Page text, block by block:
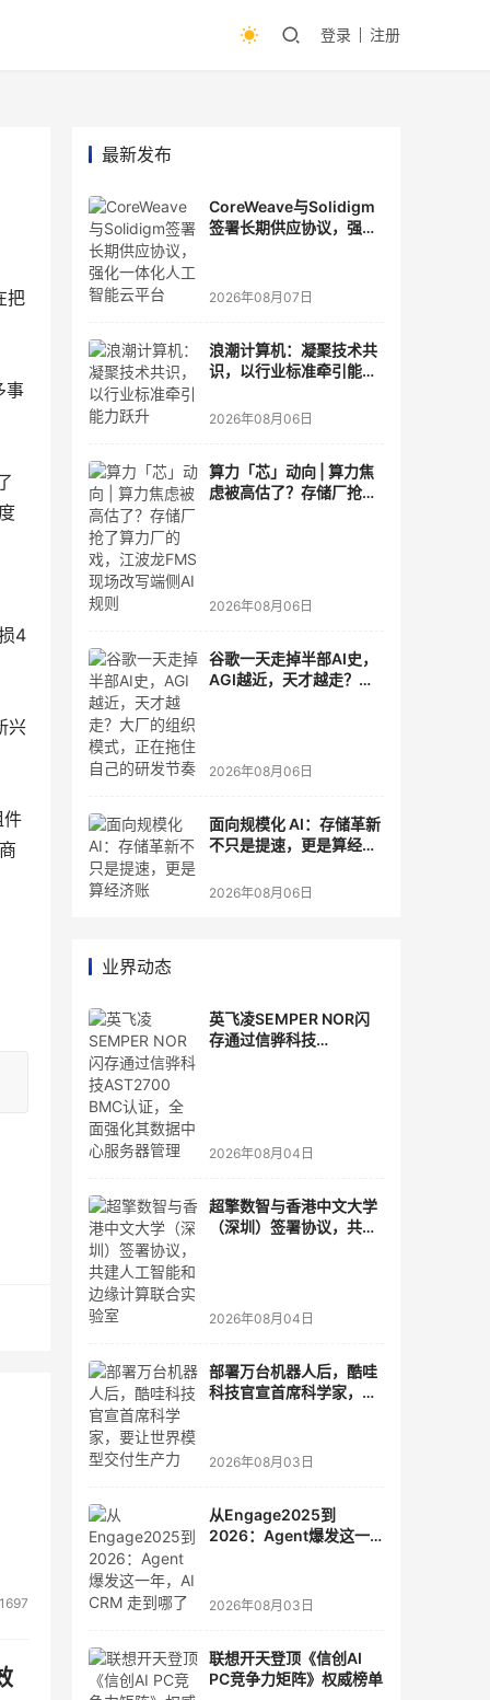
登录 注册
把
事
4
兴
件
1697
最新发布
CoreWeave与Solidigm
签署长期供应协议，强化
2026年08月07日
浪潮计算机：凝聚技术共
识，以行业标准牵引能力
2026年08月06日
算力「芯」动向 | 算力焦
虑被高估了？存储厂抢了
2026年08月06日
谷歌一天走掉半部AI史，
AGI越近，天才越走？大
2026年08月06日
面向规模化 AI：存储革新
不只是提速，更是算经济
2026年08月06日
业界动态
英飞凌SEMPER NOR闪
存通过信骅科技
2026年08月04日
超擎数智与香港中文大学
（深圳）签署协议，共建
2026年08月04日
部署万台机器人后，酷哇
科技官宣首席科学家，要
2026年08月03日
从Engage2025到
2026：Agent爆发这一
2026年08月03日
联想开天登顶《信创AI
PC竞争力矩阵》权威榜单